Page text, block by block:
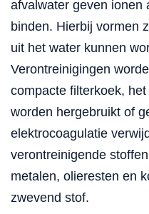
afvalwater geven ionen
binden. Hierbij vormen
uit het water kunnen
Verontreinigingen
compacte filterkoek,
worden hergebruikt of
elektrocoagulatie
verontreinigende
metalen, olieresten en
zwevend stof.